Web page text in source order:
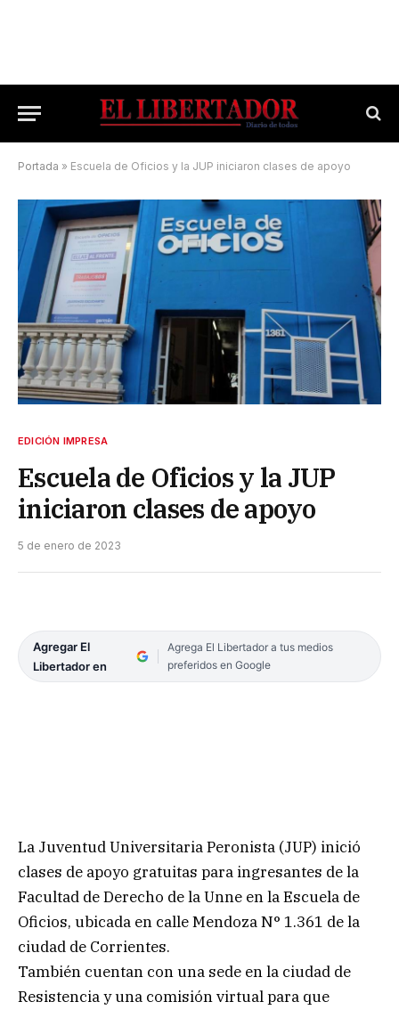
Portada » Escuela de Oficios y la JUP iniciaron clases de apoyo
EDICIÓN IMPRESA
Escuela de Oficios y la JUP
iniciaron clases de apoyo
5 de enero de 2023
Agregar El
Libertador en
Agrega El Libertador a tus medios
preferidos en Google
La Juventud Universitaria Peronista (JUP) inició
clases de apoyo gratuitas para ingresantes de la
Facultad de Derecho de la Unne en la Escuela de
Oficios, ubicada en calle Mendoza N° 1.361 de la
ciudad de Corrientes.
También cuentan con una sede en la ciudad de
Resistencia y una comisión virtual para que